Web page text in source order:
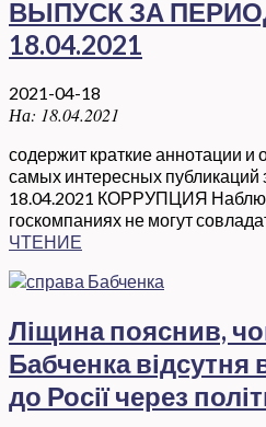
ВЫПУСК ЗА
18.04.2021
2021-04-18
На: 18.04.2021
содержит краткие аннотации
самых интересных публикаций
18.04.2021 КОРРУПЦИЯ
госкомпаниях не могут
ЧТЕНИЕ
Ліщина пояснив,
Бабченка відсутня
до Росії через